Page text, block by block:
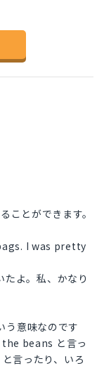
ことができます。
I was pretty
たよ。私、かなり
意味なのです
beans と言っ
言ったり、いろ